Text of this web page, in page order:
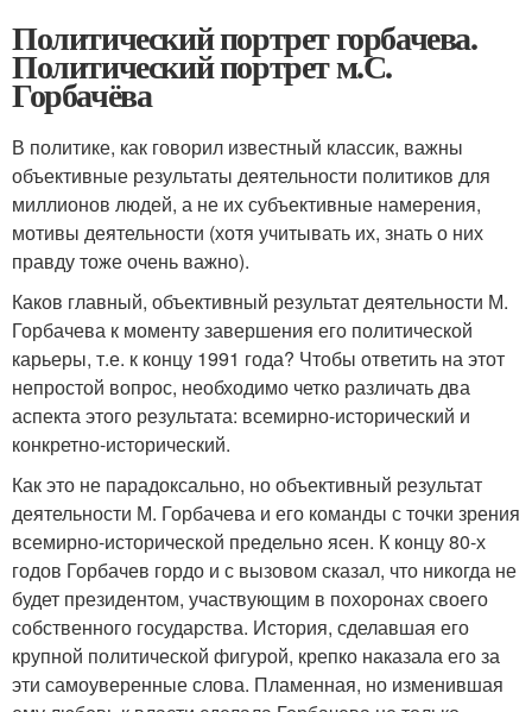
Политический портрет горбачева.
Политический портрет м.С.
Горбачёва
В политике, как говорил известный классик, важны
объективные результаты деятельности политиков для
миллионов людей, а не их субъективные намерения,
мотивы деятельности (хотя учитывать их, знать о них
правду тоже очень важно).
Каков главный, объективный результат деятельности М.
Горбачева к моменту завершения его политической
карьеры, т.е. к концу 1991 года? Чтобы ответить на этот
непростой вопрос, необходимо четко различать два
аспекта этого результата: всемирно-исторический и
конкретно-исторический.
Как это не парадоксально, но объективный результат
деятельности М. Горбачева и его команды с точки зрения
всемирно-исторической предельно ясен. К концу 80-х
годов Горбачев гордо и с вызовом сказал, что никогда не
будет президентом, участвующим в похоронах своего
собственного государства. История, сделавшая его
крупной политической фигурой, крепко наказала его за
эти самоуверенные слова. Пламенная, но изменившая